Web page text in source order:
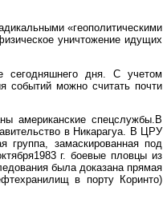
«геополитическими
уничтожение идущих
сегодняшнего дня. С учетом
событий можно считать почти
американские спецслужбы.В
в Никарагуа. В ЦРУ
группа, замаскированная под
г. боевые пловцы из
была доказана прямая
в порту Коринто)